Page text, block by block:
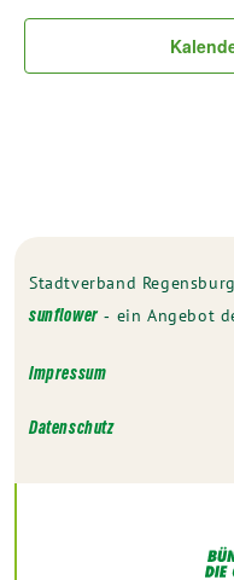
Stadtverband
sunflower‐ ein Angebot
Impressum
Datenschutz